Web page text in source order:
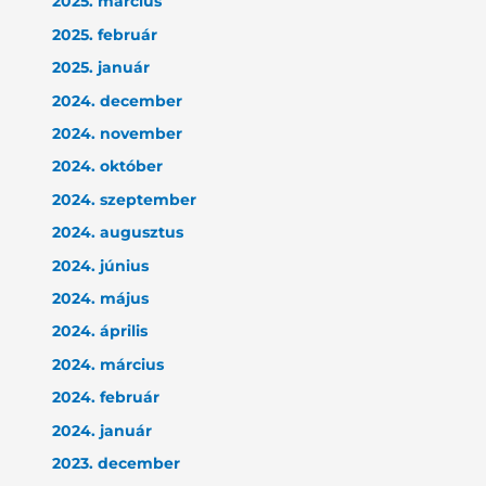
2025. február
2025. január
2024. december
2024. november
2024. október
2024. szeptember
2024. augusztus
2024. június
2024. május
2024. április
2024. március
2024. február
2024. január
2023. december